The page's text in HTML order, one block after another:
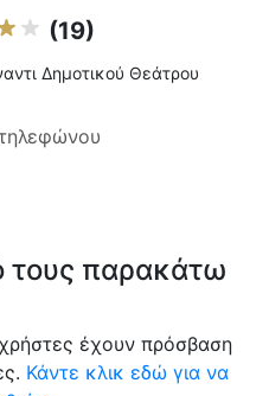
(19)
Δημοτικού Θεάτρου
τους παρακάτω
έχουν πρόσβαση
Κάντε κλικ εδώ για να